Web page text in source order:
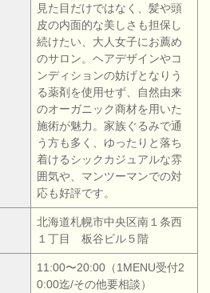
見た目だけではなく、髪や頭
皮の内面的な美しさも担保し
続けたい、大人女子にお薦め
のサロン。ヘアデザインやコ
ンディションの妨げとなりう
る薬剤を使用せず、自然由来
のオーガニック商材を用いた
施術が魅力。家族ぐるみで通
う方も多く、ゆったりと落ち
着けるシックカジュアルな雰
囲気や、マンツーマンでの対
応も好評です。
北海道札幌市中央区南１条西
１丁目 板谷ビル５階
11:00〜20:00（1MENU受付2
0:00迄/その他要相談）